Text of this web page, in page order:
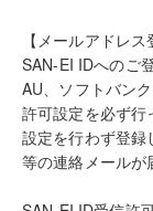
【メールアドレス
SAN-EI IDへのご
AU、ソフトバン
許可設定を必ず行
設定を行わず登録
等の連絡メールが